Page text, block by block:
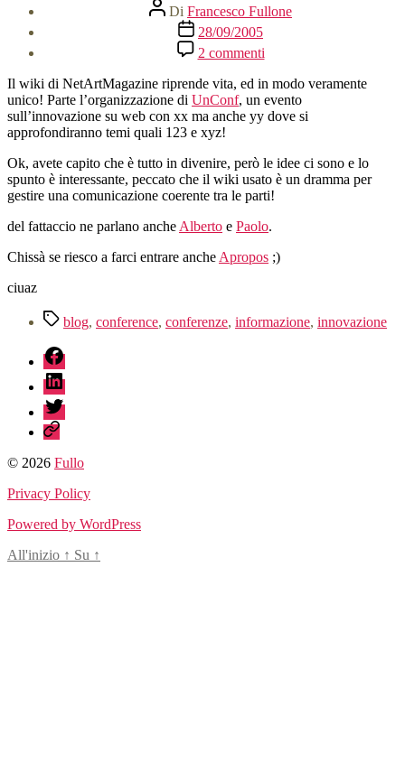
Autore
articolo
Di Francesco Fullone
Data
dell'articolo
28/09/2005
2 commentisu
UnConf,
qualcosa
si
muove
Il wiki di NetArtMagazine riprende vita, ed in modo veramente
unico! Parte l’organizzazione di UnConf, un evento
sull’innovazione su web con xx ma anche yy dove si
approfondiranno temi quali 123 e xyz!
Ok, avete capito che è tutto in divenire, però le idee ci sono e lo
spunto è interessante, peccato che il wiki usato è un dramma per
gestire una comunicazione coerente tra le parti!
del fattaccio ne parlano anche Alberto e Paolo.
Chissà se riesco a farci entrare anche Apropos ;)
ciuaz
Tagblog, conference, conferenze, informazione, innovazione
fb
linkedin
twitter
sessionize
© 2026 Fullo
Privacy Policy
Powered by WordPress
All'inizio ↑ Su ↑